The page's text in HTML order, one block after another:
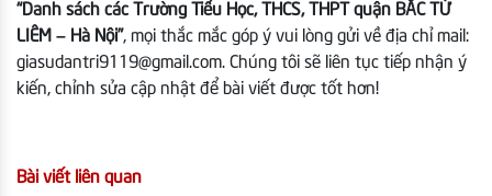
“Danh sách các Trường Tiểu Học, THCS, THPT quận BẮC TỪ
LIÊM – Hà Nội”, mọi thắc mắc góp ý vui lòng gửi về địa chỉ mail:
giasudantri9119@gmail.com. Chúng tôi sẽ liên tục tiếp nhận ý
kiến, chỉnh sửa cập nhật để bài viết được tốt hơn!
Bài viết liên quan